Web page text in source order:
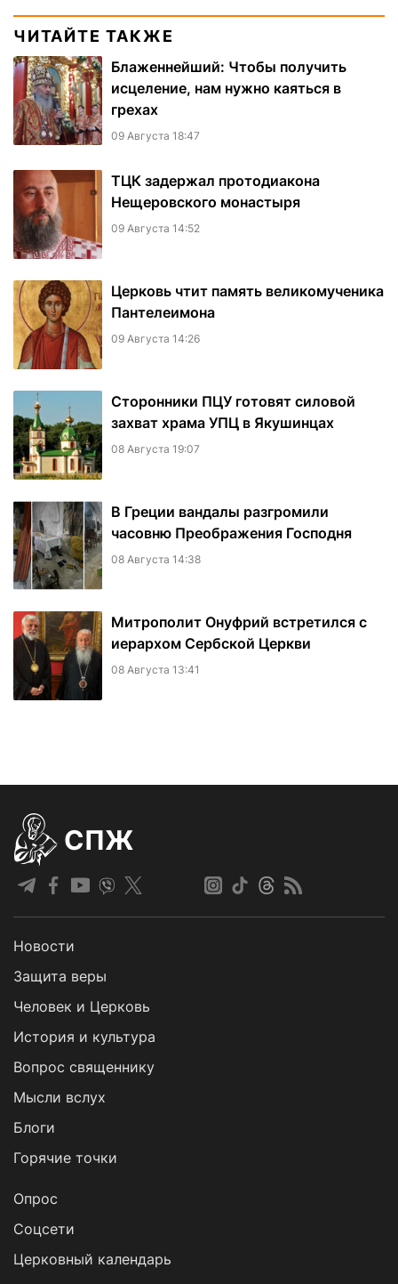
ЧИТАЙТЕ ТАКЖЕ
Блаженнейший: Чтобы получить
исцеление, нам нужно каяться в
грехах
09 Августа 18:47
ТЦК задержал протодиакона
Нещеровского монастыря
09 Августа 14:52
Церковь чтит память великомученика
Пантелеимона
09 Августа 14:26
Сторонники ПЦУ готовят силовой
захват храма УПЦ в Якушинцах
08 Августа 19:07
В Греции вандалы разгромили
часовню Преображения Господня
08 Августа 14:38
Митрополит Онуфрий встретился с
иерархом Сербской Церкви
08 Августа 13:41
СПЖ
Новости
Защита веры
Человек и Церковь
История и культура
Вопрос священнику
Мысли вслух
Блоги
Горячие точки
Опрос
Cоцсети
Церковный календарь